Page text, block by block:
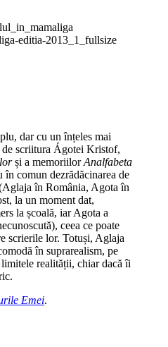
dar cu un înțeles mai
de scriitura Ágotei Kristof,
și a memoriilorAnalfabeta
în comun dezrădăcinarea de
în România, Agota în
la un moment dat,
la școală, iar Agota a
ceea ce poate
scrierile lor. Totuși, Aglaja
în suprarealism, pe
realității, chiar dacă îi
Emei.